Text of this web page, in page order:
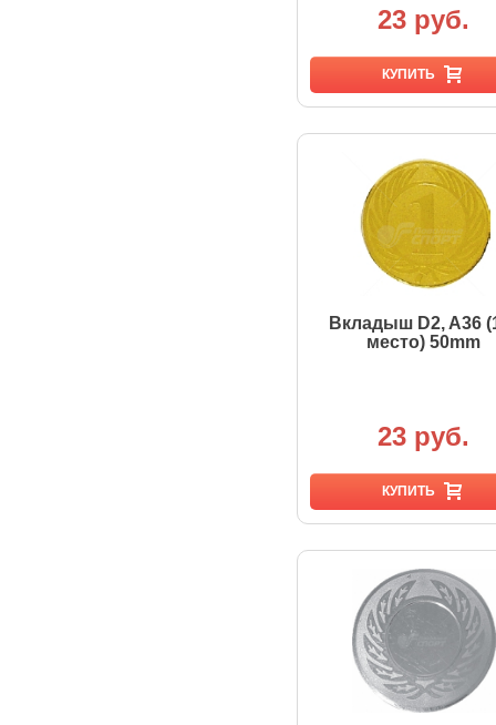
23 руб.
КУПИТЬ
Вкладыш D2, A36
место) 50mm
23 руб.
КУПИТЬ